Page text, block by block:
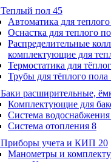
Теплый пол 45
Автоматика для
Оснастка для теплого
Распределительные
комплектующие для
Термостатика для
Трубы для тёплого пола
Баки расширительные,
Комплектующие для
Система водоснабжения
Система отопления 8
Приборы учета и КИП 20
Манометры и